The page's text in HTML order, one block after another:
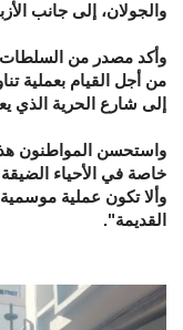
والجولان، إلى جانب
وأكد مصدر من السلطات
من أجل القيام بعملية
إلى شارع الحرية الذي
واستحسن المواطنون
خاصة في الأحياء
وألا تكون عملية موسمية
القديمة".